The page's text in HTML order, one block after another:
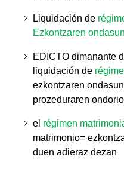
Liquidación de
Ezkontzaren
EDICTO dimanante
liquidación de
ezkontzaren
prozeduraren
el régimen
matrimonio=
duen adieraz dezan